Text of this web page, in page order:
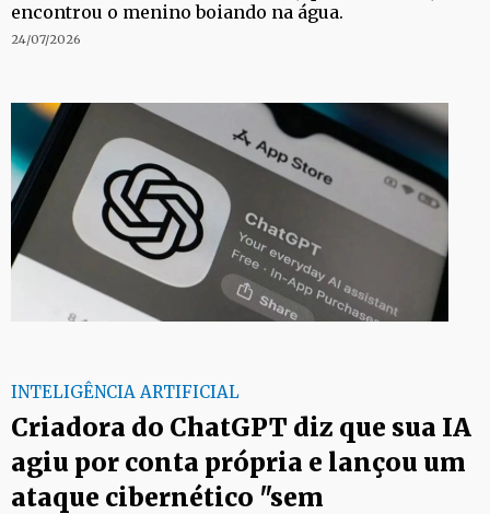
encontrou o menino boiando na água.
24/07/2026
INTELIGÊNCIA ARTIFICIAL
Criadora do ChatGPT diz que sua IA
agiu por conta própria e lançou um
ataque cibernético "sem